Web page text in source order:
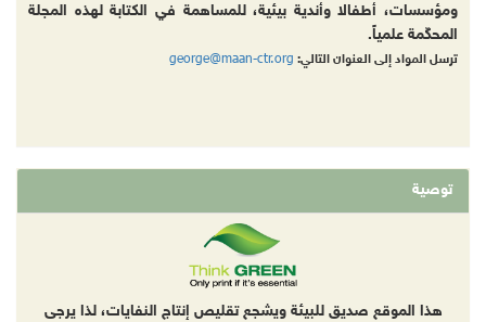
ومؤسسات، أطفالا وأندية بيئية، للمساهمة في الكتابة لهذه المجلة
المحكّمة علمياً.
ترسل المواد إلى العنوان التالي: george@maan-ctr.org
توصية
هذا الموقع صديق للبيئة ويشجع تقليص إنتاج النفايات، لذا يرجى